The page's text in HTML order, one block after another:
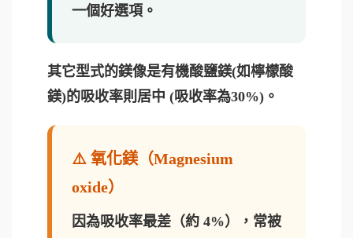
一個好選項。
其它型式的鎂像是有機酸鹽鎂(如檸檬酸
鎂)的吸收率則居中 (吸收率為30%)。
⚠️ 氧化鎂（Magnesium
oxide）
因為吸收率最差（約 4%），常被